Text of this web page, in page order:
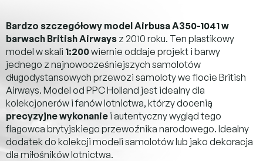
Bardzo szczegółowy model Airbusa A350-1041 w
barwach British Airways z 2010 roku. Ten plastikowy
model w skali 1:200wiernie oddaje projekt i barwy
jednego z najnowocześniejszych samolotów
długodystansowych przewozi samoloty we flocie British
Airways. Model od PPC Holland jest idealny dla
kolekcjonerów i fanów lotnictwa, którzy docenią
precyzyjne wykonanie i autentyczny wygląd tego
flagowca brytyjskiego przewoźnika narodowego. Idealny
dodatek do kolekcji modeli samolotów lub jako dekoracja
dla miłośników lotnictwa.